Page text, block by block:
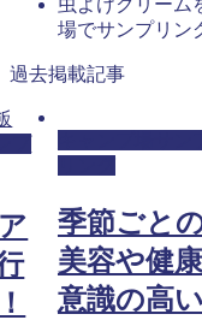
場でサンプリン
過去掲載記事
プ
季節ごと
美容や健康
意識の高い